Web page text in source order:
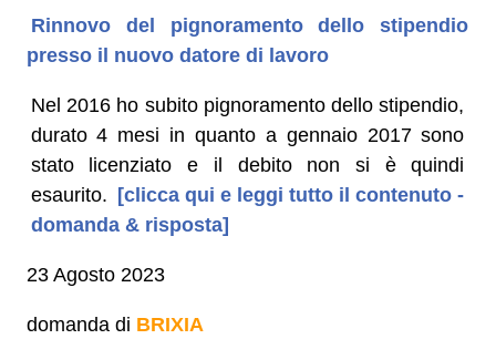
Rinnovo del pignoramento dello stipendio
presso il nuovo datore di lavoro
Nel 2016 ho subito pignoramento dello stipendio,
durato 4 mesi in quanto a gennaio 2017 sono
stato licenziato e il debito non si è quindi
esaurito. [clicca qui e leggi tutto il contenuto -
domanda & risposta]
23 Agosto 2023
domanda di BRIXIA